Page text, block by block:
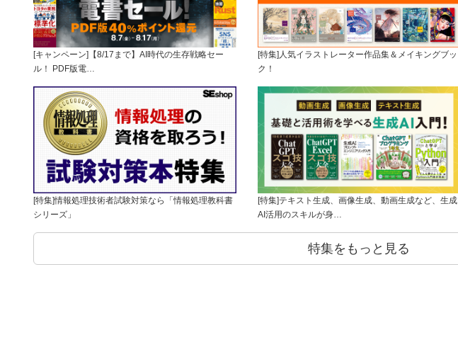
[キャンペーン]【8/17まで】AI時代の生存戦略セー
ル！ PDF版電…
[特集]人気イラストレーター作品集＆メイキングブッ
ク！
[特集]情報処理技術者試験対策なら「情報処理教科書
シリーズ」
[特集]テキスト生成、画像生成、動画生成など、生成
AI活用のスキルが身…
特集をもっと見る